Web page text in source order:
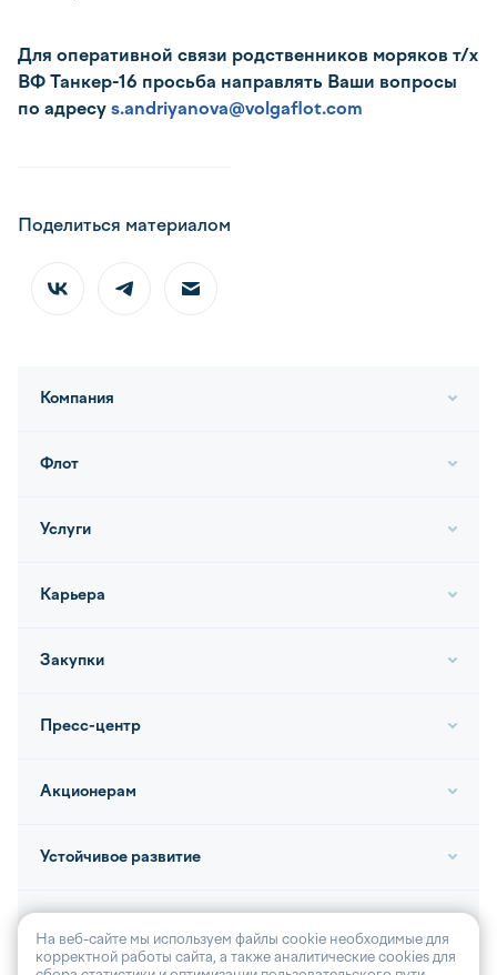
Для оперативной связи родственников моряков т/х
ВФ Танкер-16 просьба направлять Ваши вопросы
по адресу s.andriyanova@volgaflot.com
Поделиться материалом
Компания
Флот
Услуги
Карьера
Закупки
Пресс-центр
Акционерам
Устойчивое развитие
На веб-сайте мы используем файлы cookie необходимые для
корректной работы сайта, а также аналитические cookies для